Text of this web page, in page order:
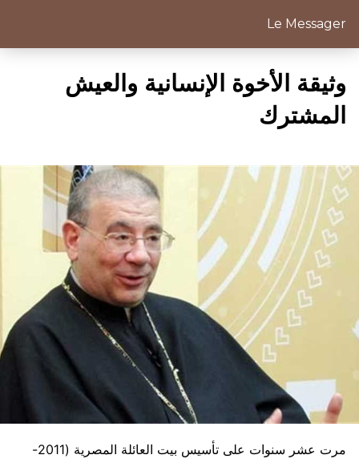
Le Messager
وثيقة الأخوة الإنسانية والعيش
المشترك
مرت عشر سنوات على تأسيس بيت العائلة المصرية (2011-